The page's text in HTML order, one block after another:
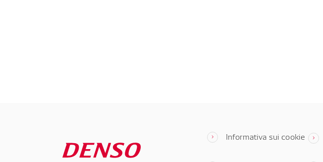
Informativa sui cookie